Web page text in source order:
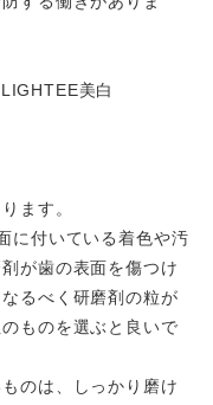
美白
ます。
に付いている着色や汚
が歯の表面を傷つけ
るべく研磨剤の粒が
ものを選ぶと良いで
のは、しっかり磨け